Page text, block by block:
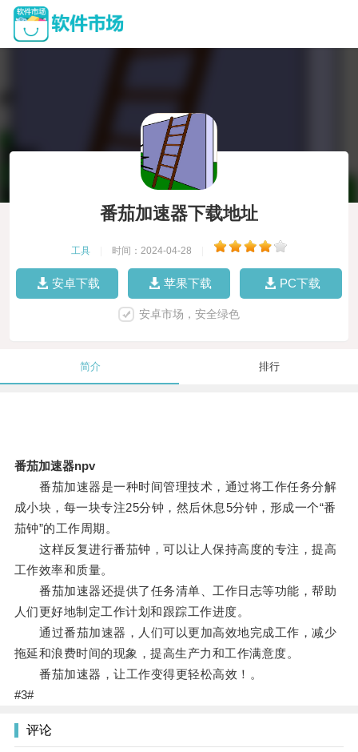
番茄加速器下载地址
工具 时间：2024-04-28
安卓下载 苹果下载 PC下载
安卓市场，安全绿色
简介 排行
番茄加速器npv
番茄加速器是一种时间管理技术，通过将工作任务分解
成小块，每一块专注25分钟，然后休息5分钟，形成一个“番
茄钟”的工作周期。
这样反复进行番茄钟，可以让人保持高度的专注，提高
工作效率和质量。
番茄加速器还提供了任务清单、工作日志等功能，帮助
人们更好地制定工作计划和跟踪工作进度。
通过番茄加速器，人们可以更加高效地完成工作，减少
拖延和浪费时间的现象，提高生产力和工作满意度。
番茄加速器，让工作变得更轻松高效！。
#3#
评论